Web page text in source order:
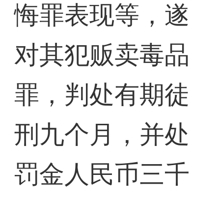
悔罪表现等，遂
对其犯贩卖毒品
罪，判处有期徒
刑九个月，并处
罚金人民币三千